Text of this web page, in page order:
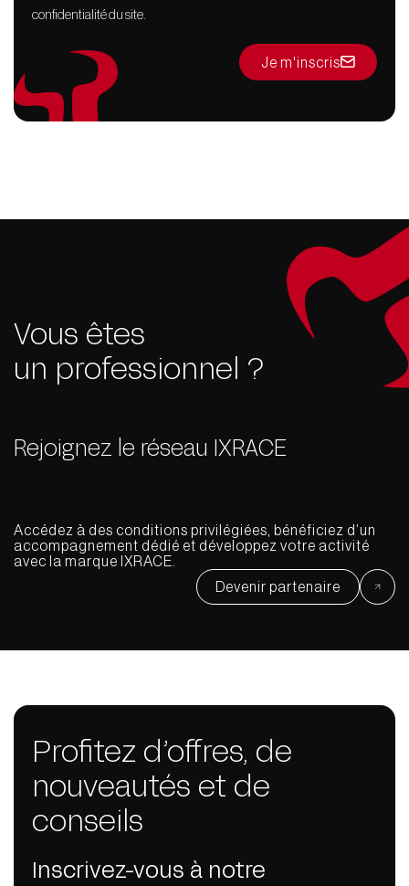
confidentialité du site.
Je m'inscris
Vous êtes
un professionnel ?
Rejoignez le réseau IXRACE
Accédez à des conditions privilégiées, bénéficiez d’un
accompagnement dédié et développez votre activité
avec la marque IXRACE.
Devenir partenaire
Profitez d’offres, de
nouveautés et de
conseils
Inscrivez-vous à notre